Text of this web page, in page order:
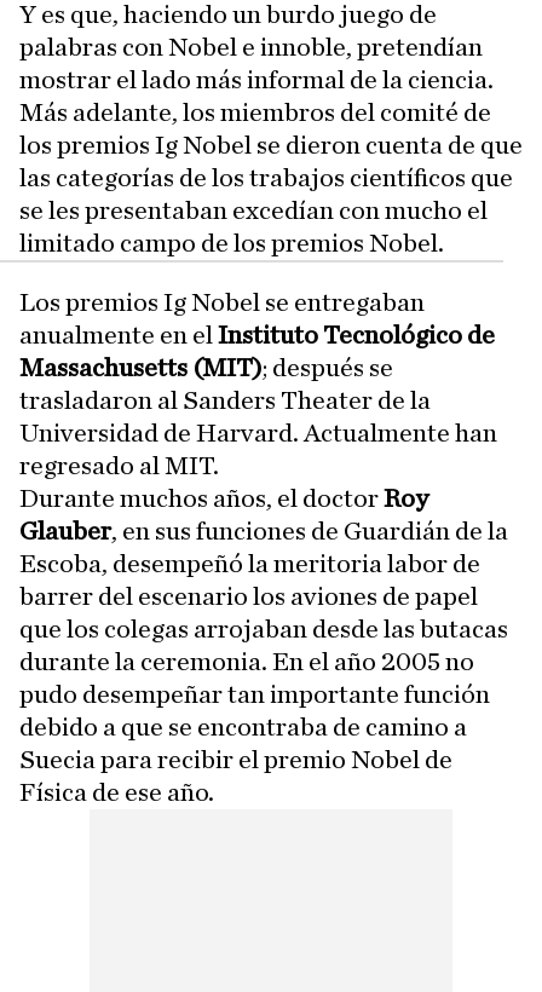
Y es que, haciendo un burdo juego de
palabras con Nobel e innoble, pretendían
mostrar el lado más informal de la ciencia.
Más adelante, los miembros del comité de
los premios Ig Nobel se dieron cuenta de que
las categorías de los trabajos científicos que
se les presentaban excedían con mucho el
limitado campo de los premios Nobel.
Los premios Ig Nobel se entregaban
anualmente en el Instituto Tecnológico de
Massachusetts (MIT); después se
trasladaron al Sanders Theater de la
Universidad de Harvard. Actualmente han
regresado al MIT.
Durante muchos años, el doctorRoy
Glauber, en sus funciones de Guardián de la
Escoba, desempeñó la meritoria labor de
barrer del escenario los aviones de papel
que los colegas arrojaban desde las butacas
durante la ceremonia. En el año 2005 no
pudo desempeñar tan importante función
debido a que se encontraba de camino a
Suecia para recibir el premio Nobel de
Física de ese año.